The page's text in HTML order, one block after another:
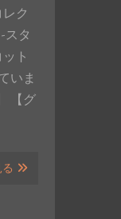
ク
スタ
ト
いま
【グ